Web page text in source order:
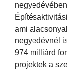
ami
negyedévnél
974 milliárd
projektek a